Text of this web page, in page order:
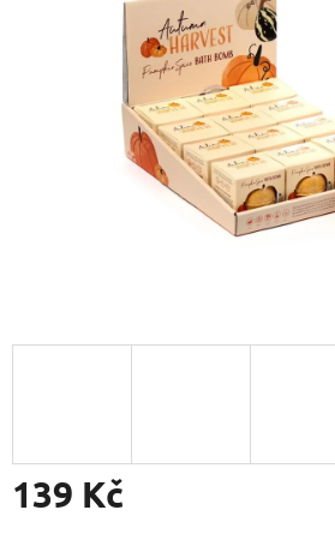
139 Kč